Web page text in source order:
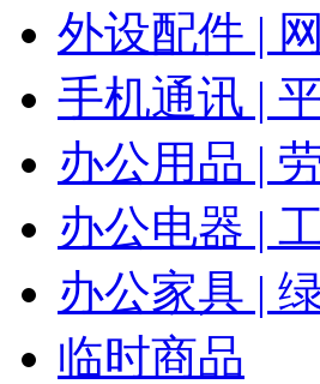
外设配件 |
手机通讯 |
办公用品 |
办公电器 |
办公家具 |
临时商品